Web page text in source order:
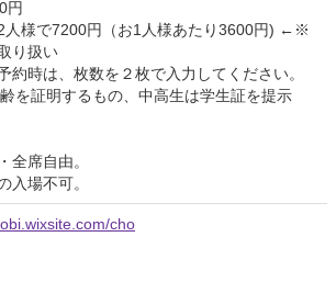
円
人様で7200円（お1人様あたり3600円) ←※
り扱い
約時は、枚数を２枚で入力してください。
を証明するもの、中高生は学生証を提示
全席自由。
入場不可。
cho